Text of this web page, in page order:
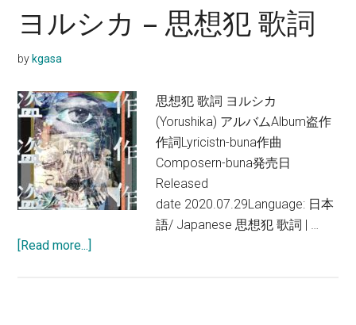
カ
–
歌
詞
ヨルシカ – 思想犯 歌詞
by kgasa
思想犯 歌詞 ヨルシカ
(Yorushika) アルバムAlbum盗作
作詞Lyricistn-buna作曲
Composern-buna発売日
Released
date 2020.07.29Language: 日本
語/ Japanese 思想犯 歌詞 | …
[Read more...]